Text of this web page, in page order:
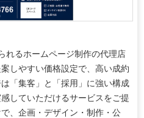
れるホームページ制作の代理店
しやすい価格設定で、高い成約
「集客」と「採用」に強い構成
していただけるサービスをご提
、企画・デザイン・制作・公